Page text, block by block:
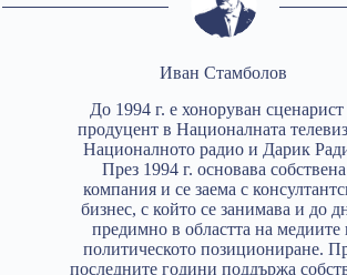
Иван Стамболов
До 1994 г. е хоноруван сценарист
продуцент в Националната
Националното радио и Дарик
През 1994 г. основава собствена
компания и се заема с
бизнес, с който се занимава и до
предимно в областта на медиите
политическото позициониране.
последните години поддържа